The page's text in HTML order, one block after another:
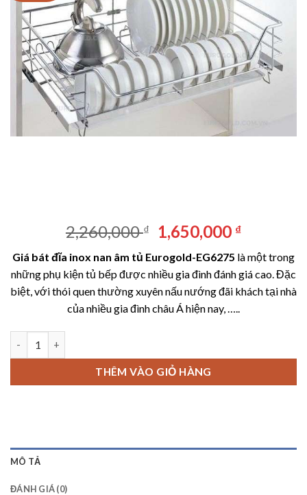
2,260,000₫
Giá
gốc
là:
2,260,000 ₫.
1,650,000 ₫Giá
hiện
tại
là:
Giá bát đĩa inox nan âm tủ Eurogold-EG6275 là một trong
những phụ kiện tủ bếp được nhiều gia đình đánh giá cao. Đặc
biệt, với thói quen thường xuyên nấu nướng đãi khách tại nhà
của nhiều gia đình châu Á hiện nay, …..
THÊM VÀO GIỎ HÀNG
MÔ TẢ
ĐÁNH GIÁ (0)